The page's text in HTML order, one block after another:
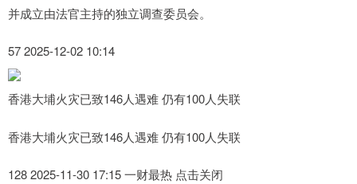
并成立由法官主持的独立调查委员会。
57 2025-12-02 10:14
香港大埔火灾已致146人遇难 仍有100人失联
香港大埔火灾已致146人遇难 仍有100人失联
128 2025-11-30 17:15 一财最热 点击关闭